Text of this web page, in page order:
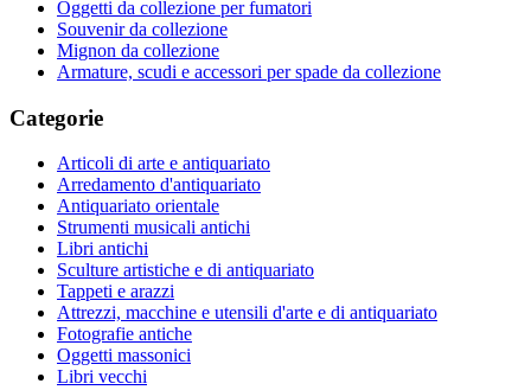
Oggetti da collezione per fumatori
Souvenir da collezione
Mignon da collezione
Armature, scudi e accessori per spade da collezione
Categorie
Articoli di arte e antiquariato
Arredamento d'antiquariato
Antiquariato orientale
Strumenti musicali antichi
Libri antichi
Sculture artistiche e di antiquariato
Tappeti e arazzi
Attrezzi, macchine e utensili d'arte e di antiquariato
Fotografie antiche
Oggetti massonici
Libri vecchi